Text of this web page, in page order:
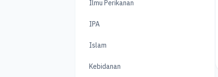
Ilmu Perikanan
IPA
Islam
Kebidanan